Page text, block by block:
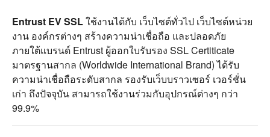
Entrust EV SSLใช้งานได้กับ เว็บไซต์ทั่วไป เว็บไซต์หน่วย
งาน องค์กรต่างๆ สร้างความน่าเชื่อถือ และปลอดภัย
ภายใต้แบรนด์ Entrust ผู้ออกใบรับรอง SSL Certiticate
มาตรฐานสากล (Worldwide International Brand) ได้รับ
ความน่าเชื่อถือระดับสากล รองรับเว็บบราวเซอร์ เวอร์ชั่น
เก่า ถึงปัจจุบัน สามารถใช้งานร่วมกับอุปกรณ์ต่างๆ กว่า
99.9%